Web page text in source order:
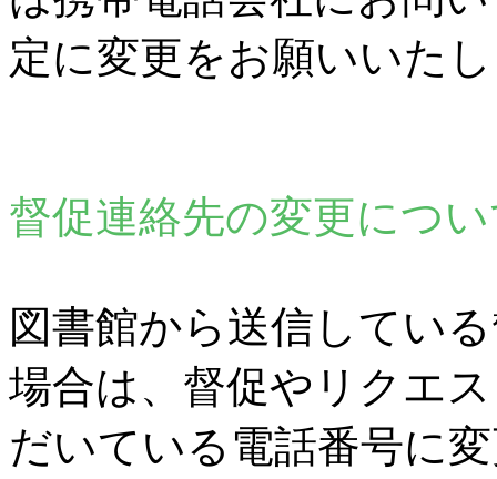
定に変更をお願いいた
督促連絡先の変更につ
図書館から送信してい
場合は、督促やリクエ
だいている電話番号に